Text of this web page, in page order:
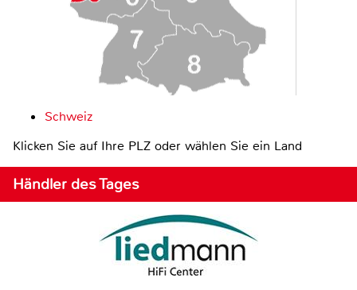
Schweiz
Klicken Sie auf Ihre PLZ oder wählen Sie ein Land
Händler des Tages